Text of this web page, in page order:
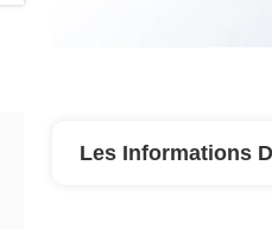
Les Informations